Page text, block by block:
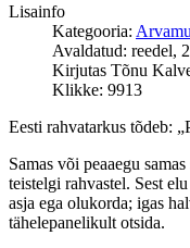
Lisainfo
Kategooria:
Avaldatud: reedel,
Kirjutas Tõnu
Klikke: 9913
Eesti rahvatarkus tõdeb:
Samas või peaaegu
teistelgi rahvastel. Sest
asja ega olukorda; igas
tähelepanelikult otsida.